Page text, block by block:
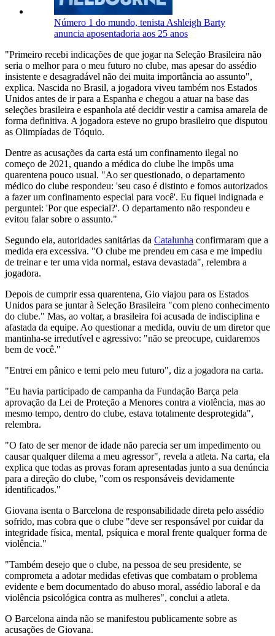
Número 1 do mundo, tenista Ashleigh Barty
anuncia aposentadoria aos 25 anos
"Primeiro recebi indicações de que jogar na Seleção Brasileira não
seria o melhor para o meu futuro no clube, mas apesar do assédio
insistente e desagradável não dei muita importância ao assunto",
explica. Nascida no Brasil, a jogadora viveu também nos Estados
Unidos antes de ir para a Espanha e chegou a atuar na base das
seleções brasileira e espanhola até decidir vestir a camisa amarela de
forma definitiva. A jogadora esteve no grupo brasileiro que disputou
as Olimpíadas de Tóquio.
Dentre as acusações da carta está um confinamento ilegal no
começo de 2021, quando a médica do clube lhe impôs uma
quarentena pouco usual. "Ao ser questionado, o departamento
médico do clube respondeu: 'seu caso é distinto e fomos autorizados
a fazer um confinamento especial para você'. Eu fiquei indignada e
perguntei: 'Por que especial?'. O departamento não respondeu e
evitou falar sobre o assunto."
Segundo ela, autoridades sanitárias da Catalunha confirmaram que a
medida era excessiva. "O clube me prendeu em casa e me impediu
de treinar e ter uma vida normal, estava devastada", relembra a
jogadora.
Depois de cumprir essa quarentena, Gio viajou para os Estados
Unidos para se juntar à Seleção Brasileira "com pleno conhecimento
do clube." Mas, ao voltar, a brasileira foi acusada de indisciplina e
afastada da equipe. Ao questionar a medida, ouviu de um diretor que
mantinha-se irredutível e agressivo: "não se preocupe, cuidaremos
bem de você."
"Entrei em pânico e temi pelo meu futuro", diz a jogadora na carta.
"Eu havia participado de campanha da Fundação Barça pela
aprovação da Lei de Proteção a Menores contra a violência, mas ao
mesmo tempo, dentro do clube, estava totalmente desprotegida",
relembra.
"O fato de ser menor de idade não parecia ser um impedimento ou
causar qualquer dilema a meu agressor", revela a atleta. Na carta, ela
explica que todas as provas foram apresentadas junto a sua denúncia
para a direção do clube, "com os responsáveis devidamente
identificados."
Giovana isenta o Barcelona de responsabilidade direta pelo assédio
sofrido, mas cobra que o clube "deve ser responsável por cuidar da
integridade física, mental, psíquica e moral frente qualquer forma de
violência."
"Também desejo que o clube, na pessoa de seu presidente, se
comprometa a adotar medidas efetivas que combatam o problema
evidente e bem documentado do abuso moral, assédio laboral e da
violência psicológica contra as mulheres", conclui a atleta.
O Barcelona ainda não se manifestou publicamente sobre as
acusações de Giovana.